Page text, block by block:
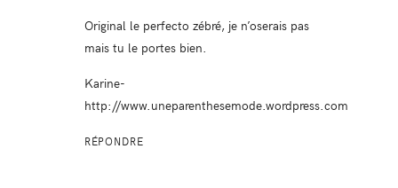
Original le perfecto zébré, je n’oserais pas
mais tu le portes bien.
Karine-
http://www.uneparenthesemode.wordpress.com
RÉPONDRE